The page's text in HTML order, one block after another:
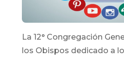
La 12° Congregación
los Obispos dedicado a